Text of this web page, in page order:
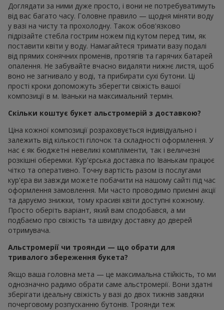
Доглядати за ними дуже просто, і вони не потребуватимуть
від вас багато часу. Головне правило — щодня міняти воду
у вазі на чисту та прохолодну. Також обов'язково
підрізайте стебла гострим ножем під кутом перед тим, як
поставити квіти у воду. Намагайтеся тримати вазу подалі
від прямих сонячних променів, протягів та гарячих батарей
опалення. Не забувайте вчасно видаляти нижнє листя, щоб
воно не загнивало у воді, та прибирати сухі бутони. Ці
прості кроки допоможуть зберегти свіжість вашої
композиції в м. Іваньки на максимальний термін.
Скільки коштує букет альстромерій з доставкою?
Ціна кожної композиції розраховується індивідуально і
залежить від кількості гілочок та складності оформлення. У
нас є як бюджетні невеликі компліменти, так і величезні
розкішні оберемки. Кур'єрська доставка по Іванькам працює
чітко та оперативно. Точну вартість разом із послугами
кур'єра ви завжди можете побачити на нашому сайті під час
оформлення замовлення. Ми часто проводимо приємні акції
та даруємо знижки, тому красиві квіти доступні кожному.
Просто оберіть варіант, який вам сподобався, а ми
подбаємо про свіжість та швидку доставку до дверей
отримувача.
Альстромерії чи троянди — що обрати для
тривалого збереження букета?
Якщо ваша головна мета — це максимальна стійкість, то ми
однозначно радимо обрати саме альстромерії. Вони здатні
зберігати ідеальну свіжість у вазі до двох тижнів завдяки
почерговому розпусканню бутонів. Троянди теж